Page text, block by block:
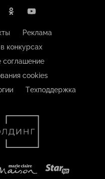
Реклама
конкурсах
соглашение
cookies
Техподдержка